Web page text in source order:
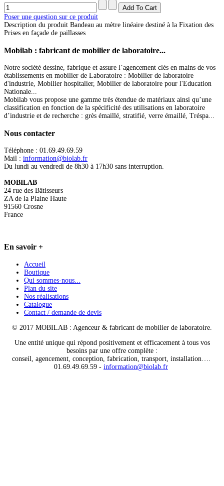
Poser une question sur ce produit
Description du produit Bandeau au mètre linéaire destiné à la Fixation des
Prises en façade de paillasses
Mobilab : fabricant de mobilier de laboratoire...
Notre société dessine, fabrique et assure l’agencement clés en mains de vos
établissements en mobilier de Laboratoire : Mobilier de laboratoire
d'industrie, Mobilier hospitalier, Mobilier de laboratoire pour l'Education
Nationale...
Mobilab vous propose une gamme très étendue de matériaux ainsi qu’une
classification en fonction de la spécificité des utilisations en laboratoire
d’industrie et de recherche : grès émaillé, stratifié, verre émaillé, Tréspa...
Nous contacter
Téléphone : 01.69.49.69.59
Mail : information@biolab.fr
Du lundi au vendredi de 8h30 à 17h30 sans interruption.
MOBILAB
24 rue des Bâtisseurs
ZA de la Plaine Haute
91560 Crosne
France
En savoir +
Accueil
Boutique
Qui sommes-nous...
Plan du site
Nos réalisations
Catalogue
Contact / demande de devis
© 2017 MOBILAB : Agenceur & fabricant de mobilier de laboratoire.
Une entité unique qui répond positivement et efficacement à tous vos
besoins par une offre complète :
conseil, agencement, conception, fabrication, transport, installation….
01.69.49.69.59 - information@biolab.fr